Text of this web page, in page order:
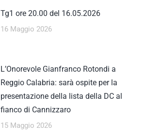
Tg1 ore 20.00 del 16.05.2026
16 Maggio 2026
L’Onorevole Gianfranco Rotondi a
Reggio Calabria: sarà ospite per la
presentazione della lista della DC al
fianco di Cannizzaro
15 Maggio 2026